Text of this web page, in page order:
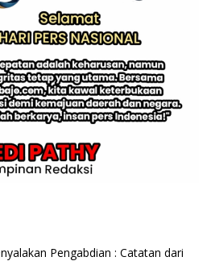
Pengabdian : Catatan dari